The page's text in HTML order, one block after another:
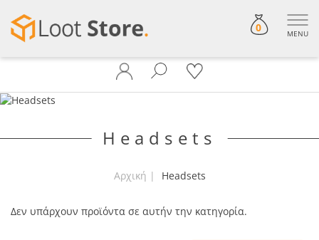
0 MENU
Headsets
Αρχική Headsets
Δεν υπάρχουν προϊόντα σε αυτήν την κατηγορία.